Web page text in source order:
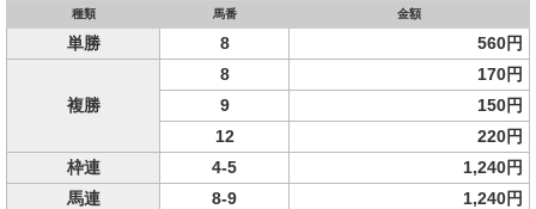
種類 馬番 金額
単勝 8 560円
複勝
8
170円
9
150円
12
220円
枠連
4-5
1,240円
馬連
8-9 1,240円